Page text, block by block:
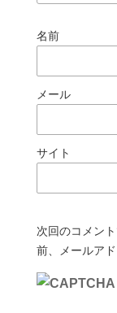
名前
メール
サイト
次回のコメン
前、メールア